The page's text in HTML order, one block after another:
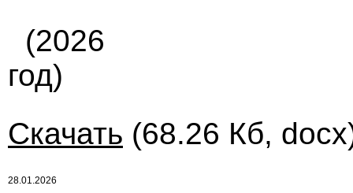
(2026
год)
Скачать (68.26 Кб,
28.01.2026